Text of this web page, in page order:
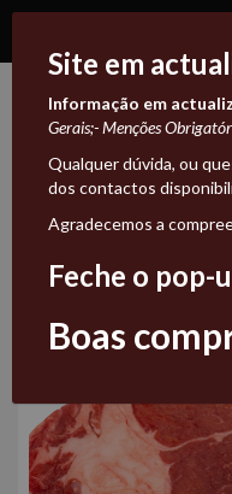
Todos os
Todos
os
produtos
Ordenar por Relevância
Site em
Informação em
Gerais;- Menções
Qualquer dúvida, ou
dos contactos
Agradecemos a
Feche o pop-
Boas